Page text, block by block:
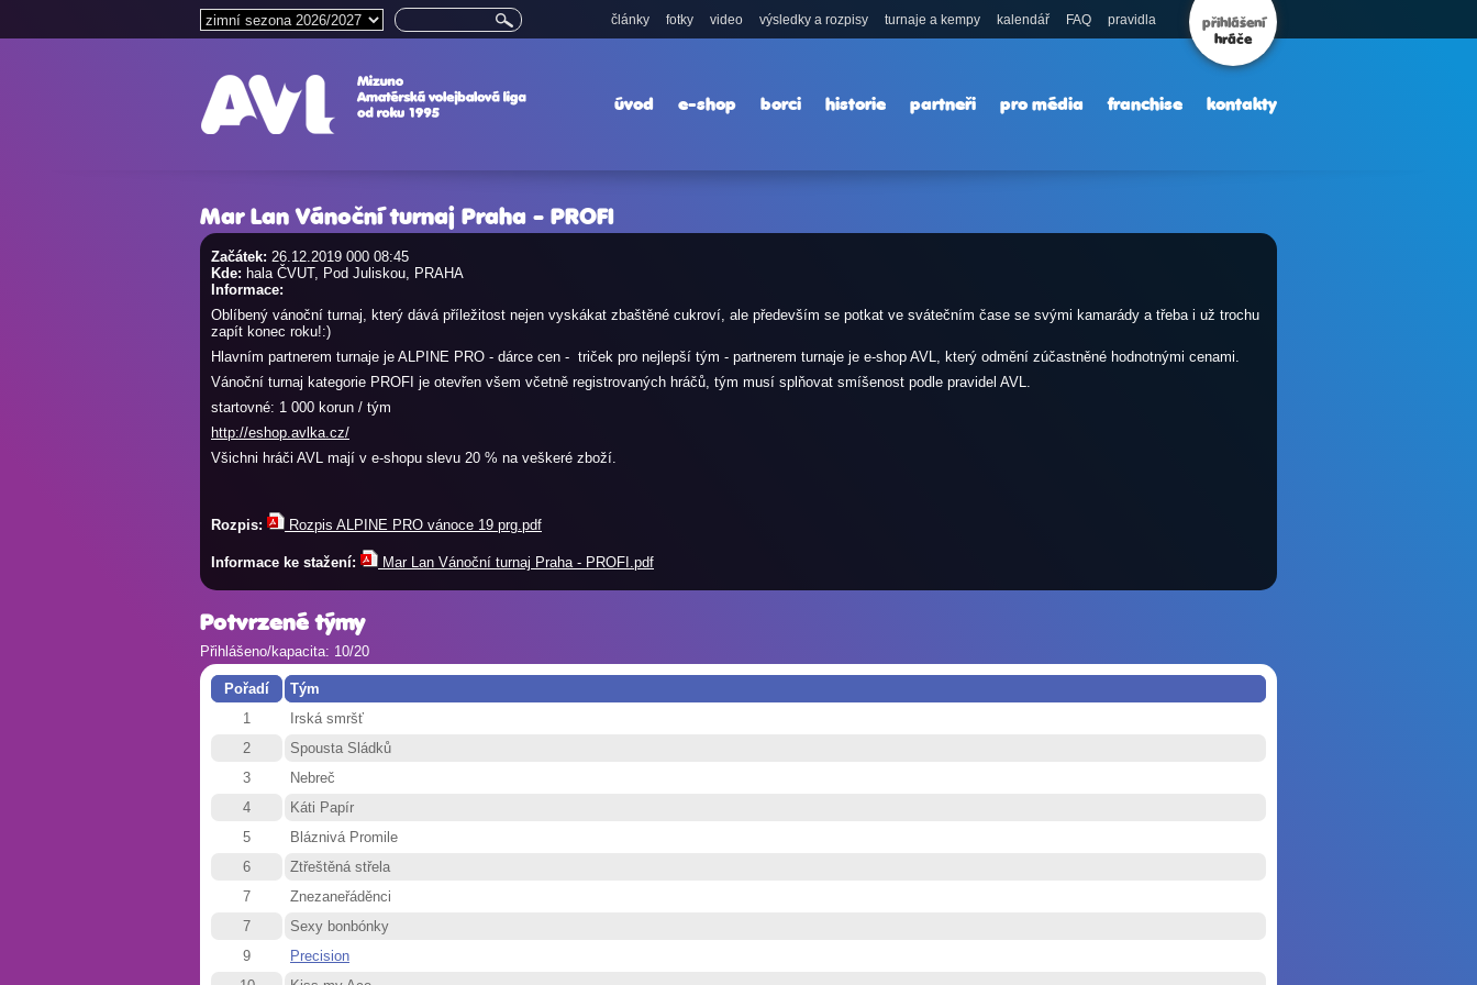
přihlášení
hráče
pravidla
FAQ
kalendář
turnaje a kempy
výsledky a rozpisy
video
fotky
články
kontakty
franchise
pro média
partneři
historie
borci
e-shop
úvod
Mar Lan Vánoční turnaj Praha - PROFI
Začátek: 26.12.2019 000 08:45
Kde: hala ČVUT, Pod Juliskou, PRAHA
Informace:
Oblíbený vánoční turnaj, který dává příležitost nejen vyskákat zbaštěné cukroví, ale především se potkat ve svátečním čase se svými kamarády a třeba i už trochu
zapít konec roku!:)
Hlavním partnerem turnaje je ALPINE PRO - dárce cen - triček pro nejlepší tým - partnerem turnaje je e-shop AVL, který odmění zúčastněné hodnotnými cenami.
Vánoční turnaj kategorie PROFI je otevřen všem včetně registrovaných hráčů, tým musí splňovat smíšenost podle pravidel AVL.
startovné: 1 000 korun / tým
http://eshop.avlka.cz/
Všichni hráči AVL mají v e-shopu slevu 20 % na veškeré zboží.
Rozpis: Rozpis ALPINE PRO vánoce 19 prg.pdf
Informace ke stažení: Mar Lan Vánoční turnaj Praha - PROFI.pdf
Potvrzené týmy
Přihlášeno/kapacita: 10/20
Pořadí
Tým
1
Irská smršť
2
Spousta Sládků
3
Nebreč
4
Káti Papír
5
Bláznivá Promile
6
Ztřeštěná střela
7
Znezaneřáděnci
7
Sexy bonbónky
9
Precision